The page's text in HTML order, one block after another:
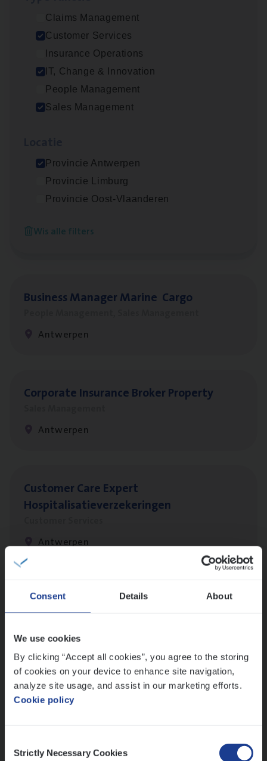
Consent Details About
We use cookies
By clicking “Accept all cookies”, you agree to the storing
of cookies on your device to enhance site navigation,
analyze site usage, and assist in our marketing efforts.
Cookie policy
Selection
Strictly Necessary Cookies
Claims Management
Customer Services
Insurance Operations
IT, Change & Innovation
People Management
Sales Management
Provincie Antwerpen
Provincie Limburg
Provincie Oost-Vlaanderen
Wis alle filters
Busi­ness Analyst
IT, Change & Innovation
Antwerpen
Insu­ran­ce Bro­ker Trans­port
(Agi­le)ITPro­ject Manager
Antwerpen
Busi­ness Mana­ger Mari­ne Cargo
Antwerpen
Cor­po­ra­te Insu­ran­ce Bro­ker Property
Antwerpen
Cus­to­mer Care Expert
Hospitalisatieverzekeringen
Antwerpen
Insu­ran­ce Bro­ker KMO
Sales Management
Antwerpen
Test Ana­lyst